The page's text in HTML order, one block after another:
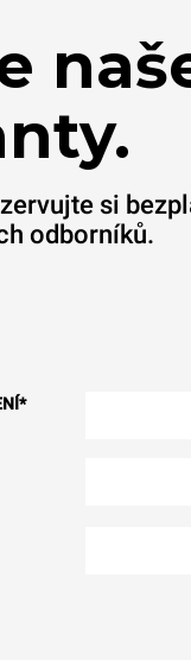
si
odborníků.
*